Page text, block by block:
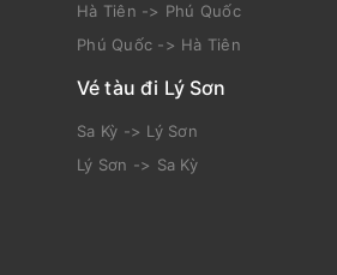
Hà Tiên -> Phú Quốc
Phú Quốc -> Hà Tiên
Vé tàu đi Lý Sơn
Sa Kỳ -> Lý Sơn
Lý Sơn -> Sa Kỳ